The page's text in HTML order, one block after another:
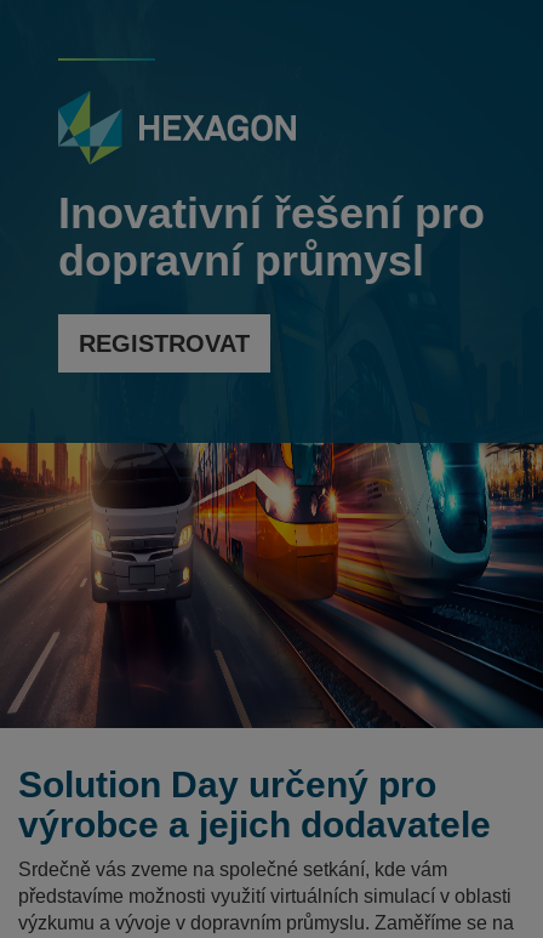
Inovativní řešení pro
dopravní průmysl
REGISTROVAT
Solution Day určený pro
výrobce a jejich dodavatele
Srdečně vás zveme na společné setkání, kde vám
představíme možnosti využití virtuálních simulací v oblasti
výzkumu a vývoje v dopravním průmyslu. Zaměříme se na